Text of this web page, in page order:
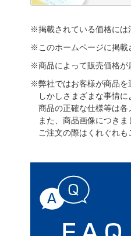
※掲載されている価格には
※このホームページに掲載
※商品によって販売価格が
※弊社ではお客様が商品を
しかしさまざまな事情
商品の正確な仕様等は各
また、商品画像につき
ご注文の際はくれぐれ